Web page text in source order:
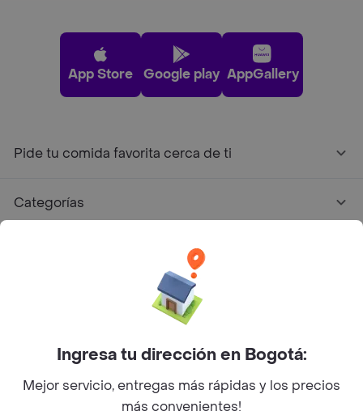
App Store Google play AppGallery
Pide tu comida favorita cerca de ti
Categorías
Facebook
Twitter
Instagram
©2026Rappi Inc. All rights reserved.
Ingresa tu dirección en Bogotá:
Mejor servicio, entregas más rápidas y los precios
más convenientes!